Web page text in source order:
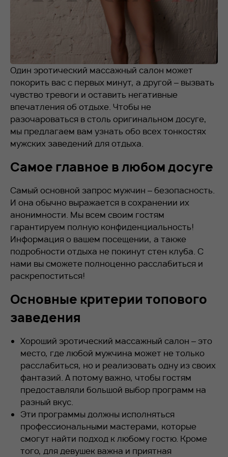
Один эротический массажный салон может
покорить вас с первых минут, а другой – вызвать
чувство тревоги и оставить негативные
впечатления об отдыхе. Чтобы не
разочароваться в столь оригинальном досуге,
мы предлагаем вам узнать обо всех тонкостях
мужских заведений для отдыха.
Самое главное в любом досуге
Самый основной запрос мужчин – безопасность.
И она обычно выражается в сохранении их
анонимности. Мы всем своим гостям
гарантируем полную конфиденциальность!
Информация о вашем посещении, а также
подробности отдыха не покинут стен клуба. С
нами вы сможете полноценно расслабиться и
раскрепоститься!
Основные критерии топового
заведения
Хороший эротический массажный салон – это
место, где любой мужчина может не только
расслабиться, но и реализовать одну из своих
фантазий. А потому важно, чтобы гостям
предоставляли большой выбор программ на
разный вкус.
Эти программы должны исполняться
профессиональными мастерами, которые
смогут найти подход к любому гостю. Кроме
того, для девушек важна и приятная